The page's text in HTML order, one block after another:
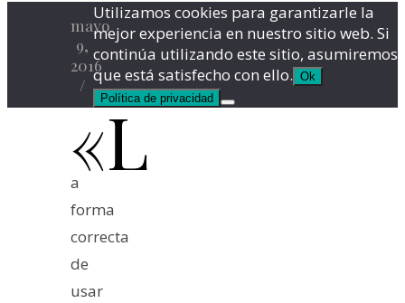
mayo
9,
2016
/
«L
a
forma
correcta
de
usar
Utilizamos cookies para garantizarle la
mejor experiencia en nuestro sitio web. Si
continúa utilizando este sitio, asumiremos
que está satisfecho con ello. Ok
Política de privacidad